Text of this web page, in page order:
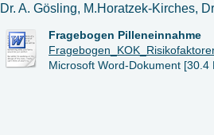
Dr. A. Gösling, M.Horatzek-Kirches,
Fragebogen Pilleneinnahme
Microsoft Word-Dokument [30.4